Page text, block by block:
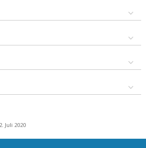
Juli 2020